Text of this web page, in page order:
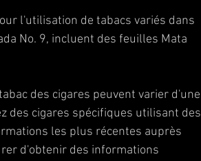
l'utilisation de tabacs variés dans
No. 9, incluent des feuilles Mata
des cigares peuvent varier d'une
des cigares spécifiques utilisant des
les plus récentes auprès
d'obtenir des informations